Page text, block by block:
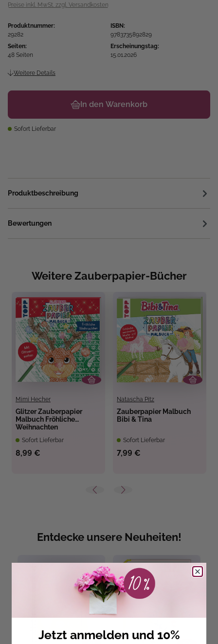
Preise inkl. MwSt. zzgl. Versandkosten
Produktnummer:
29282
ISBN:
9783735892829
Seiten:
48 Seiten
Erscheinungstag:
15.01.2026
Weitere Details
In den Warenkorb
Sofort Lieferbar
Produktbeschreibung
Bewertungen
Weitere Zauberpapier-Bücher
Mimi Hecher
Glitzer Zauberpapier
Malbuch Fröhliche
Weihnachten
Sofort Lieferbar
8,99 €
Natascha Pitz
Zauberpapier Malbuch
Bibi & Tina
Sofort Lieferbar
7,99 €
Entdecke unsere Neuheiten!
Jetzt anmelden und 10%